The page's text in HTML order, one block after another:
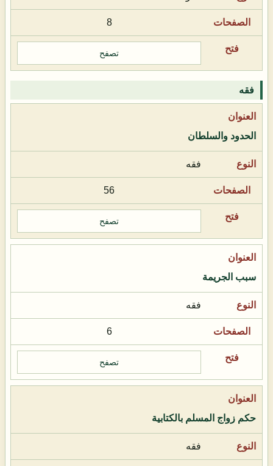
8
تصفح
فقه
الحدود والسلطان
فقه
56
تصفح
سبب الجريمة
فقه
6
تصفح
حكم زواج المسلم بالكتابية
فقه